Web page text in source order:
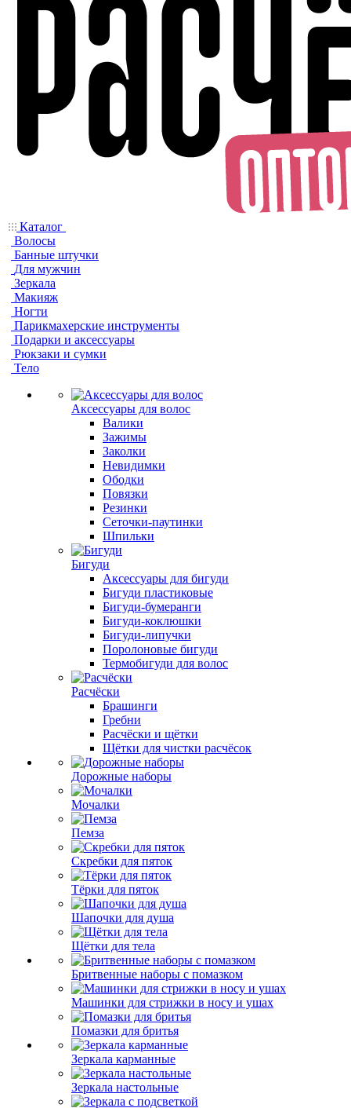
Каталог
Волосы
Банные штучки
Для мужчин
Зеркала
Макияж
Ногти
Парикмахерские инструменты
Подарки и аксессуары
Рюкзаки и сумки
Тело
Аксессуары для волос
Валики
Зажимы
Заколки
Невидимки
Ободки
Повязки
Резинки
Сеточки-паутинки
Шпильки
Бигуди
Аксессуары для бигуди
Бигуди пластиковые
Бигуди-бумеранги
Бигуди-коклюшки
Бигуди-липучки
Поролоновые бигуди
Термобигуди для волос
Расчёски
Брашинги
Гребни
Расчёски и щётки
Щётки для чистки расчёсок
Дорожные наборы
Мочалки
Пемза
Скребки для пяток
Тёрки для пяток
Шапочки для душа
Щётки для тела
Бритвенные наборы с помазком
Машинки для стрижки в носу и ушах
Помазки для бритья
Зеркала карманные
Зеркала настольные